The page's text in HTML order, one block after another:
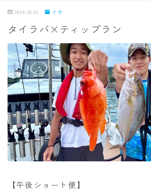
MENU
TOPページ
出船までの流れ
最新釣果
船の紹介
乗船料金
2024.10.01 イカ
タイラバ×ティップラン
【午後ショート便】